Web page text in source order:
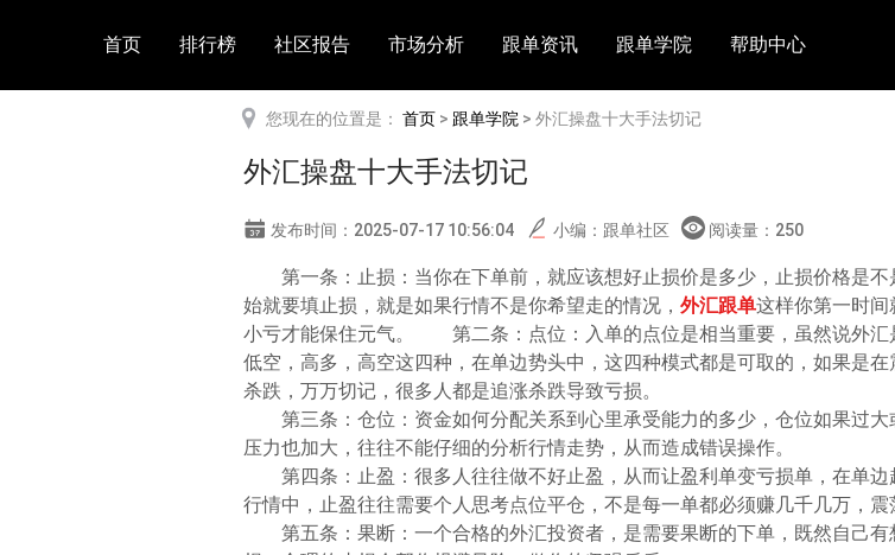
首页 排行榜 社区报告 市场分析 跟单资讯 跟单学院 帮助中心
您现在的位置是： 首页> 跟单学院 > 外汇操盘十大手法切记
外汇操盘十大手法切记
发布时间：2025-07-17 10:56:04 小编：跟单社区 阅读量： 250
第一条：止损：当你在下单前，就应该想好止损价是多少，止损价格是
始就要填止损，就是如果行情不是你希望走的情况， 外汇跟单这样你第一时
小亏才能保住元气。 第二条：点位：入单的点位是相当重要，虽然说外汇
低空，高多，高空这四种，在单边势头中，这四种模式都是可取的，如果是
杀跌，万万切记，很多人都是追涨杀跌导致亏损。
第三条：仓位：资金如何分配关系到心里承受能力的多少，仓位如果过
压力也加大，往往不能仔细的分析行情走势，从而造成错误操作。
第四条：止盈：很多人往往做不好止盈，从而让盈利单变亏损单，在单
行情中，止盈往往需要个人思考点位平仓，不是每一单都必须赚几千几万，震
第五条：果断：一个合格的外汇投资者，是需要果断的下单，既然自己